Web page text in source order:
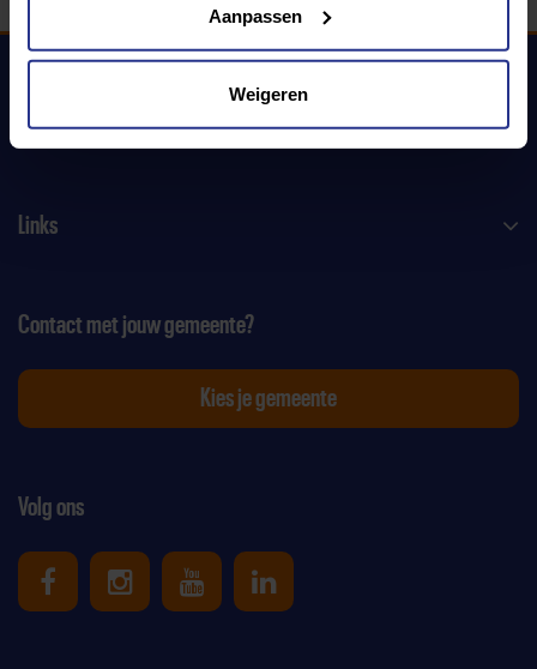
Aanpassen
Weigeren
Uniek Sporten
Links
Volg ons
Uniek Sporten op Facebook
Uniek Sporten op Instagram
Uniek Sporten op Youtube
Uniek Sporten op
Contact met jouw gemeente?
Kies je gemeente